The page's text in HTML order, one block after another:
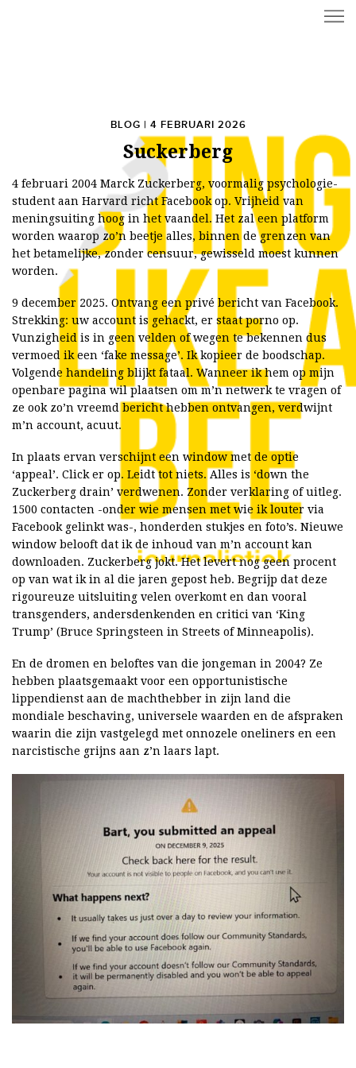
BLOG | 4 FEBRUARI 2026
Suckerberg
4 februari 2004 Marck Zuckerberg, voormalig psychologie-
student aan Harvard richt Facebook op. Vrijheid van
meningsuiting hoog in het vaandel. Het zal een platform
worden waarop zo’n beetje alles, binnen de grenzen van
het betamelijke, zonder censuur, gewisseld moest kunnen
worden.
9 december 2025. Ontvang een privé bericht van Facebook.
Strekking: uw account is gehackt, er staat porno op.
Vunzigheid is in geen velden of wegen te bekennen dus
vermoed ik een ‘fake message’. Ik kopieer de boodschap.
Volgende handeling blijkt fataal. Wanneer ik hem op mijn
openbare pagina wil plaatsen om m’n netwerk te vragen of
ze ook zo’n vreemd bericht hebben ontvangen, verdwijnt
m’n account, acuut.
In plaats ervan verschijnt een window met de optie
‘appeal’. Click er op. Leidt tot niets. Alles is ‘down the
Zuckerberg drain’ verdwenen. Zonder verklaring of uitleg.
1500 contacten -onder wie mensen met wie ik louter via
Facebook gelinkt was-, honderden stukjes en foto’s. Nieuwe
window belooft dat ik de inhoud van m’n account kan
downloaden. Zuckerberg jokt. Het levert nog geen procent
op van wat ik in al die jaren gepost heb. Begrijp dat deze
rigoureuze uitsluiting velen overkomt en dan vooral
transgenders, andersdenkenden en critici van ‘King
Trump’ (Bruce Springsteen in Streets of Minneapolis).
En de dromen en beloftes van die jongeman in 2004? Ze
hebben plaatsgemaakt voor een opportunistische
lippendienst aan de machthebber in zijn land die
mondiale beschaving, universele waarden en de afspraken
waarin die zijn vastgelegd met onnozele oneliners en een
narcistische grijns aan z’n laars lapt.